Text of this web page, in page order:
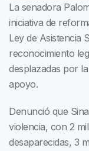
La senadora
iniciativa de
Ley de Asistencia
reconocimiento
desplazadas por
apoyo.
Denunció que
violencia, con 2
desaparecidas, 3